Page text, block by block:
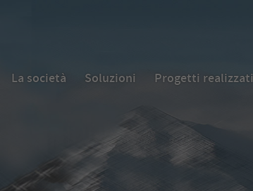
La società Soluzioni Progetti realizzati